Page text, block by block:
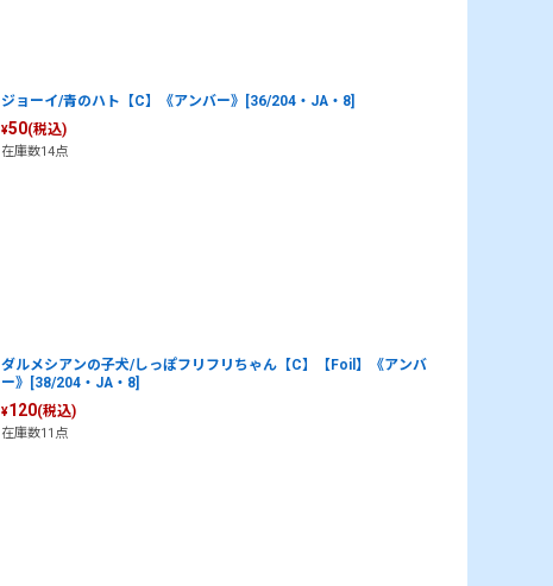
ジョーイ/青のハト【C】《アンバー》[36/204・JA・8]
¥50(税込)
在庫数14点
ダルメシアンの子犬/しっぽフリフリちゃん【C】【Foil】《アンバ
ー》[38/204・JA・8]
¥120(税込)
在庫数11点